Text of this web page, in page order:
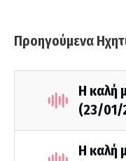
Προηγούμενα
Η καλή
(23/01/
Η καλή